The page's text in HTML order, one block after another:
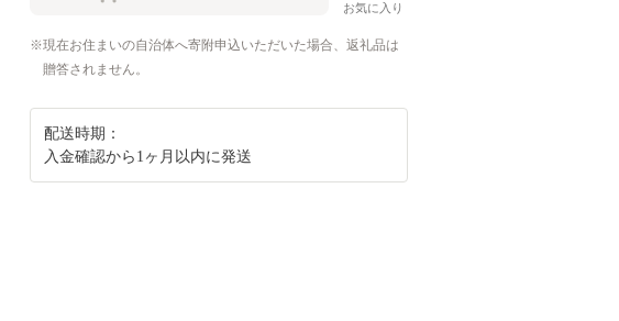
お気に入り
現在お住まいの自治体へ寄附申込いただいた場合、返礼品は
贈答されません。
配送時期：
入金確認から1ヶ月以内に発送